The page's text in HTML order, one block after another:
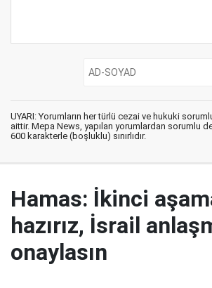
UYARI: Yorumların her türlü cezai ve hukuki
aittir. Mepa News, yapılan yorumlardan sorumlu
600 karakterle (boşluklu) sınırlıdır.
Hamas: İkinci
hazırız, İsrail
onaylasın